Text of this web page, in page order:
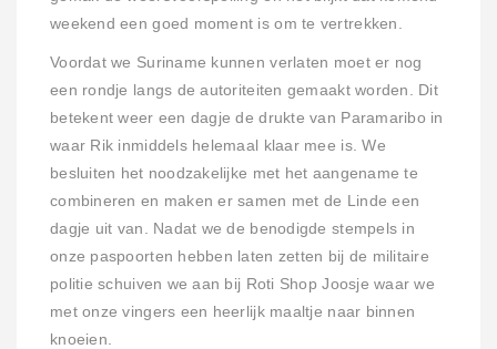
weekend een goed moment is om te vertrekken.
Voordat we Suriname kunnen verlaten moet er nog
een rondje langs de autoriteiten gemaakt worden. Dit
betekent weer een dagje de drukte van Paramaribo in
waar Rik inmiddels helemaal klaar mee is. We
besluiten het noodzakelijke met het aangename te
combineren en maken er samen met de Linde een
dagje uit van. Nadat we de benodigde stempels in
onze paspoorten hebben laten zetten bij de militaire
politie schuiven we aan bij Roti Shop Joosje waar we
met onze vingers een heerlijk maaltje naar binnen
knoeien.